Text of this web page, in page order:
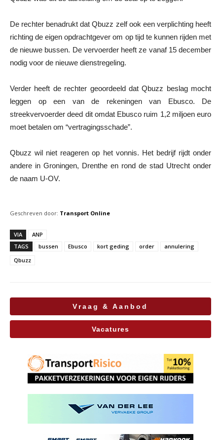
De rechter benadrukt dat Qbuzz zelf ook een verplichting heeft
richting de eigen opdrachtgever om op tijd te kunnen rijden met
de nieuwe bussen. De vervoerder heeft ze vanaf 15 december
nodig voor de nieuwe dienstregeling.
Verder heeft de rechter geoordeeld dat Qbuzz beslag mocht
leggen op een van de rekeningen van Ebusco. De
streekvervoerder deed dit omdat Ebusco ruim 1,2 miljoen euro
moet betalen om “vertragingsschade”.
Qbuzz wil niet reageren op het vonnis. Het bedrijf rijdt onder
andere in Groningen, Drenthe en rond de stad Utrecht onder
de naam U-OV.
Geschreven door: Transport Online
VIA
ANP
TAGS
bussen Ebusco kort geding order
annulering
Qbuzz
Vraag & Aanbod
Vacatures